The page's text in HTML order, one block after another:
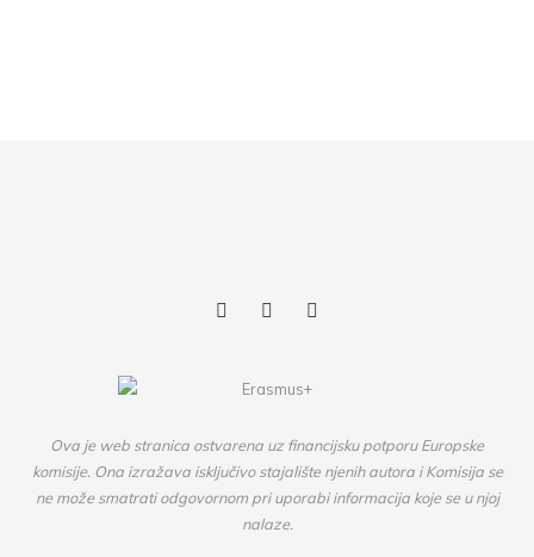
Ova je web stranica ostvarena uz financijsku potporu Europske
komisije. Ona izražava isključivo stajalište njenih autora i Komisija se
ne može smatrati odgovornom pri uporabi informacija koje se u njoj
nalaze.